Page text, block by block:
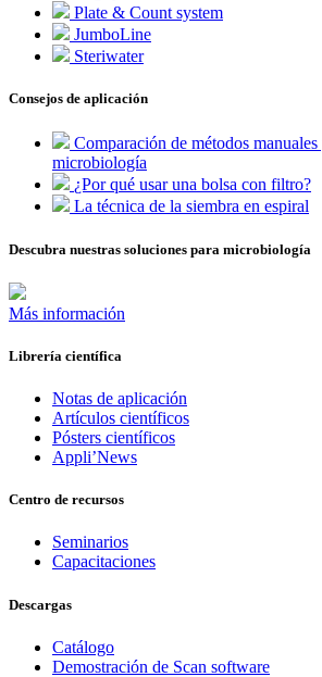
Plate & Count system
JumboLine
Steriwater
Consejos de aplicación
Comparación de métodos
microbiología
¿Por qué usar una bolsa con filtro?
La técnica de la siembra en espiral
Descubra nuestras soluciones para microbiología
Más información
Librería científica
Notas de aplicación
Artículos científicos
Pósters científicos
Appli’News
Centro de recursos
Seminarios
Capacitaciones
Descargas
Catálogo
Demostración de Scan software